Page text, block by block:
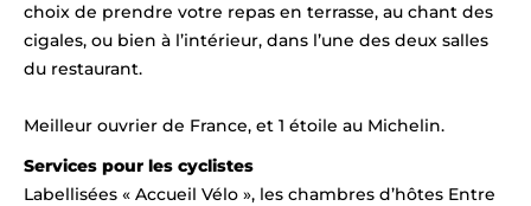
choix de prendre votre repas en terrasse, au chant des
cigales, ou bien à l’intérieur, dans l’une des deux salles
du restaurant.
Meilleur ouvrier de France, et 1 étoile au Michelin.
Services pour les cyclistes
Labellisées « Accueil Vélo », les chambres d’hôtes Entre